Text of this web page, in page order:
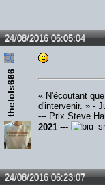
24/08/2016 06:05:04
thelols666
« N'écoutant
d'intervenir. » -
--- Prix Steve
2021 ---
24/08/2016 06:23:07